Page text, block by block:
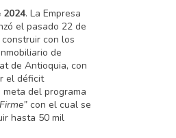
. La Empresa
el pasado 22 de
con los
de
de Antioquia, con
el déficit
del programa
con el cual se
hasta 50 mil